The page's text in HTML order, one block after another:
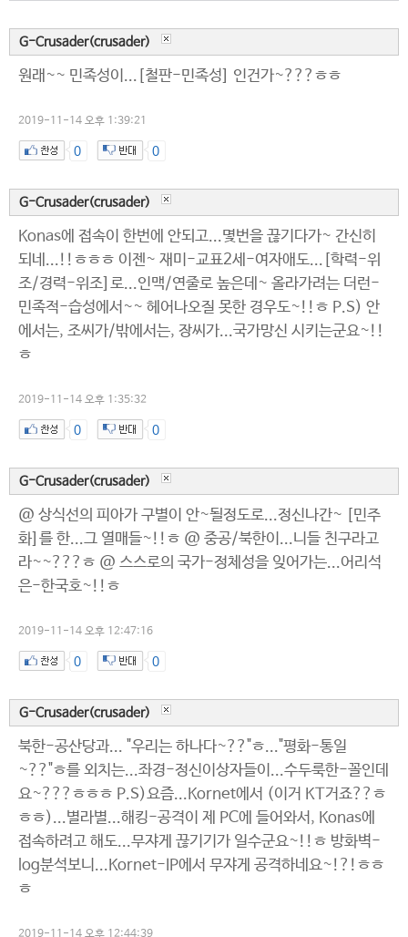
G-Crusader(crusader)
원래~~ 민족성이...[철판-민족성] 인건가~???ㅎㅎ
2019-11-14 오후 1:39:21
0 0
G-Crusader(crusader)
Konas에 접속이 한번에 안되고...몇번을 끊기다가~ 간신히
되네...!!ㅎㅎㅎ 이젠~ 재미-교표2세-여자애도...[학력-위
조/경력-위조]로...인맥/연줄로 높은데~ 올라가려는 더런-
민족적-습성에서~~ 헤어나오질 못한 경우도~!!ㅎ P.S) 안
에서는, 조씨가/밖에서는, 장씨가...국가망신 시키는군요~!!
ㅎ
2019-11-14 오후 1:35:32
0 0
G-Crusader(crusader)
@ 상식선의 피아가 구별이 안~될정도로...정신나간~ [민주
화]를 한...그 열매들~!!ㅎ @ 중공/북한이...니들 친구라고
라~~???ㅎ @ 스스로의 국가-정체성을 잊어가는...어리석
은-한국호~!!ㅎ
2019-11-14 오후 12:47:16
0 0
G-Crusader(crusader)
북한-공산당과... "우리는 하나다~??"ㅎ..."평화-통일
~??"ㅎ를 외치는...좌경-정신이상자들이...수두룩한-꼴인데
요~???ㅎㅎㅎ P.S)요즘...Kornet에서 (이거 KT거죠??ㅎ
ㅎㅎ)...별라별...해킹-공격이 제 PC에 들어와서, Konas에
접속하려고 해도...무쟈게 끊기기가 일수군요~!!ㅎ 방화벽-
log분석보니...Kornet-IP에서 무쟈게 공격하네요~!?!ㅎㅎ
ㅎ
2019-11-14 오후 12:44:39